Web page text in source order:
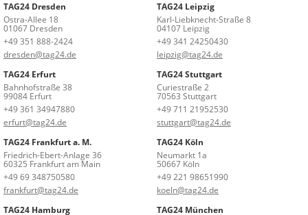
TAG24 Dresden
Ostra-Allee 18
01067 Dresden
+49 351 888-2424
dresden@tag24.de
TAG24 Leipzig
Karl-Liebknecht-Straße 8
04107 Leipzig
+49 341 24250430
leipzig@tag24.de
TAG24 Erfurt
Bahnhofstraße 38
99084 Erfurt
+49 361 34947880
erfurt@tag24.de
TAG24 Stuttgart
Curiestraße 2
70563 Stuttgart
+49 711 21952530
stuttgart@tag24.de
TAG24 Frankfurt a. M.
Friedrich-Ebert-Anlage 36
60325 Frankfurt am Main
+49 69 348750580
frankfurt@tag24.de
TAG24 Köln
Neumarkt 1a
50667 Köln
+49 221 98651990
koeln@tag24.de
TAG24 Hamburg
TAG24 München